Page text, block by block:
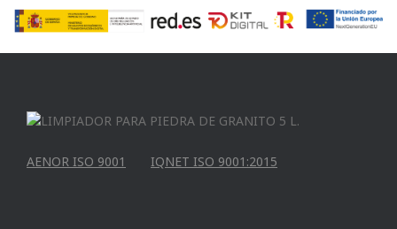
AENOR ISO 9001 IQNET ISO 9001:2015